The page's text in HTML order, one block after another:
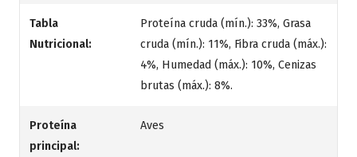
Tabla
Nutricional:
Proteína cruda (mín.): 33%, Grasa
cruda (mín.): 11%, Fibra cruda (máx.):
4%, Humedad (máx.): 10%, Cenizas
brutas (máx.): 8%.
Proteína
principal:
Aves